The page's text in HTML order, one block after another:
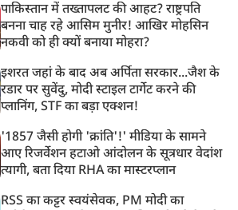
पाकिस्तान में तख्तापलट की आहट? राष्ट्रपति
बनना चाह रहे आसिम मुनीर! आखिर मोहसिन
नकवी को ही क्यों बनाया मोहरा?
इशरत जहां के बाद अब अर्पिता सरकार...जैश के
रडार पर सुवेंदु, मोदी स्टाइल टार्गेट करने की
प्लानिंग, STF का बड़ा एक्शन!
'1857 जैसी होगी 'क्रांति'!' मीडिया के सामने
आए रिजर्वेशन हटाओ आंदोलन के सूत्रधार वेदांश
त्यागी, बता दिया RHA का मास्टरप्लान
RSS का कट्टर स्वयंसेवक, PM मोदी का